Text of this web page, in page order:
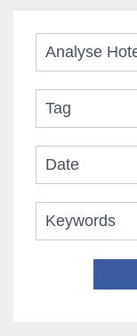
Analyse
Tag
Date